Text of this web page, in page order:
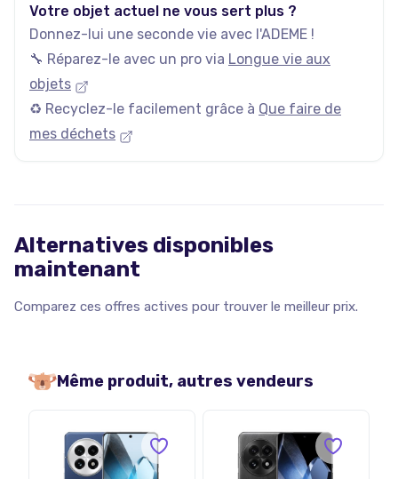
Votre objet actuel ne vous sert plus ?
Donnez-lui une seconde vie avec l'ADEME !
🔧 Réparez-le avec un pro via Longue vie aux
objets
♻️ Recyclez-le facilement grâce à Que faire de
mes déchets
Alternatives disponibles
maintenant
Comparez ces offres actives pour trouver le meilleur prix.
Même produit, autres vendeurs